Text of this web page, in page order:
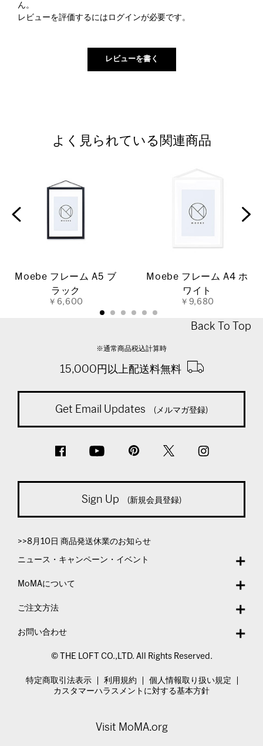
ん。
レビューを評価するには ログインが必要です。
よく見られている関連商品
Moebe フレーム A5 ブ
ラック
￥6,600
Moebe フレーム A4 ホ
ワイト
￥9,680
Back To Top
※通常商品税込計算時
15,000円以上配送料無料
Get Email Updates (メルマガ登録)
Sign Up (新規会員登録)
>>8月10日 商品発送休業のお知らせ
ニュース・キャンペーン・イベント
MoMAについて
ご注文方法
お問い合わせ
© THE LOFT CO.,LTD. All Rights Reserved.
特定商取引法表示 利用規約
個人情報取り扱い規定
カスタマーハラスメントに対する基本方針
Visit MoMA.org